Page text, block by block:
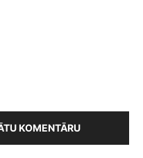
KOMENTĀRU